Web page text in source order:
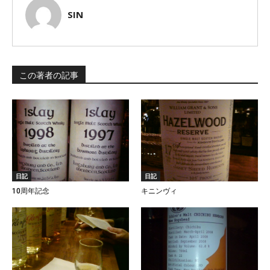
SIN
この著者の記事
日記
10周年記念
日記
キニンヴィ